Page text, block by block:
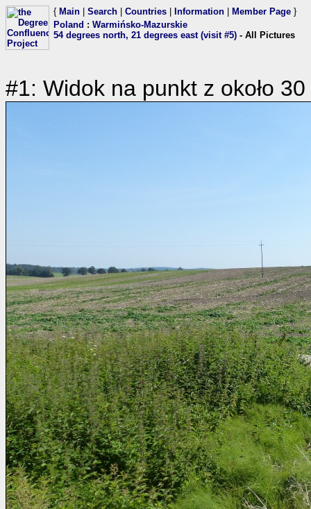
{ Main Search Countries Information Member Page }
Poland : Warmińsko-Mazurskie
54 degrees north, 21 degrees east (visit #5) - All Pictures
#1: Widok na punkt z około